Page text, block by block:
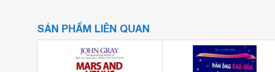
SẢN PHẨM LIÊN QUAN